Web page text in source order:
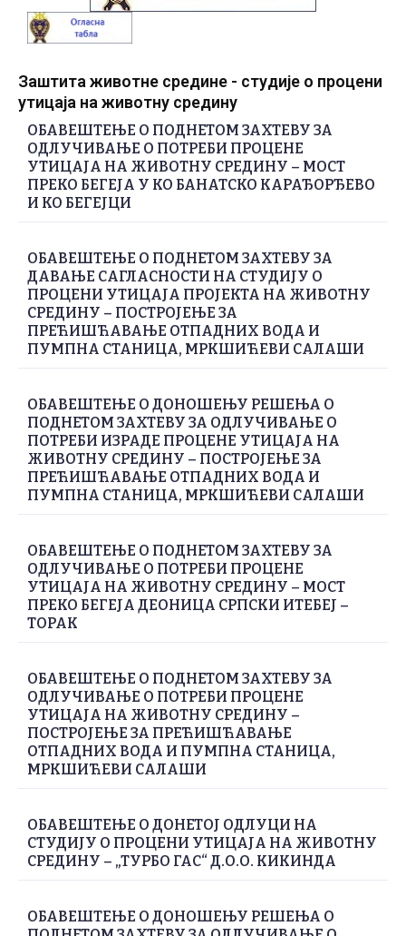
Заштита животне средине - студије о процени
утицаја на животну средину
ОБАВЕШТЕЊЕ О ПОДНЕТОМ ЗАХТЕВУ ЗА
ОДЛУЧИВАЊЕ О ПОТРЕБИ ПРОЦЕНЕ
УТИЦАЈА НА ЖИВОТНУ СРЕДИНУ – МОСТ
ПРЕКО БЕГЕЈА У КО БАНАТСКО КАРАЂОРЂЕВО
И КО БЕГЕЈЦИ
ОБАВЕШТЕЊЕ О ПОДНЕТОМ ЗАХТЕВУ ЗА
ДАВАЊЕ САГЛАСНОСТИ НА СТУДИЈУ О
ПРОЦЕНИ УТИЦАЈА ПРОЈЕКТА НА ЖИВОТНУ
СРЕДИНУ – ПОСТРОЈЕЊЕ ЗА
ПРЕЋИШЋАВАЊЕ ОТПАДНИХ ВОДА И
ПУМПНА СТАНИЦА, МРКШИЋЕВИ САЛАШИ
ОБАВЕШТЕЊЕ О ДОНОШЕЊУ РЕШЕЊА О
ПОДНЕТОМ ЗАХТЕВУ ЗА ОДЛУЧИВАЊЕ О
ПОТРЕБИ ИЗРАДЕ ПРОЦЕНЕ УТИЦАЈА НА
ЖИВОТНУ СРЕДИНУ – ПОСТРОЈЕЊЕ ЗА
ПРЕЋИШЋАВАЊЕ ОТПАДНИХ ВОДА И
ПУМПНА СТАНИЦА, МРКШИЋЕВИ САЛАШИ
ОБАВЕШТЕЊЕ О ПОДНЕТОМ ЗАХТЕВУ ЗА
ОДЛУЧИВАЊЕ О ПОТРЕБИ ПРОЦЕНЕ
УТИЦАЈА НА ЖИВОТНУ СРЕДИНУ – МОСТ
ПРЕКО БЕГЕЈА ДЕОНИЦА СРПСКИ ИТЕБЕЈ –
ТОРАК
ОБАВЕШТЕЊЕ О ПОДНЕТОМ ЗАХТЕВУ ЗА
ОДЛУЧИВАЊЕ О ПОТРЕБИ ПРОЦЕНЕ
УТИЦАЈА НА ЖИВОТНУ СРЕДИНУ –
ПОСТРОЈЕЊЕ ЗА ПРЕЋИШЋАВАЊЕ
ОТПАДНИХ ВОДА И ПУМПНА СТАНИЦА,
МРКШИЋЕВИ САЛАШИ
ОБАВЕШТЕЊЕ О ДОНЕТОЈ ОДЛУЦИ НА
СТУДИЈУ О ПРОЦЕНИ УТИЦАЈА НА ЖИВОТНУ
СРЕДИНУ – „ТУРБО ГАС“ Д.О.О. КИКИНДА
ОБАВЕШТЕЊЕ О ДОНОШЕЊУ РЕШЕЊА О